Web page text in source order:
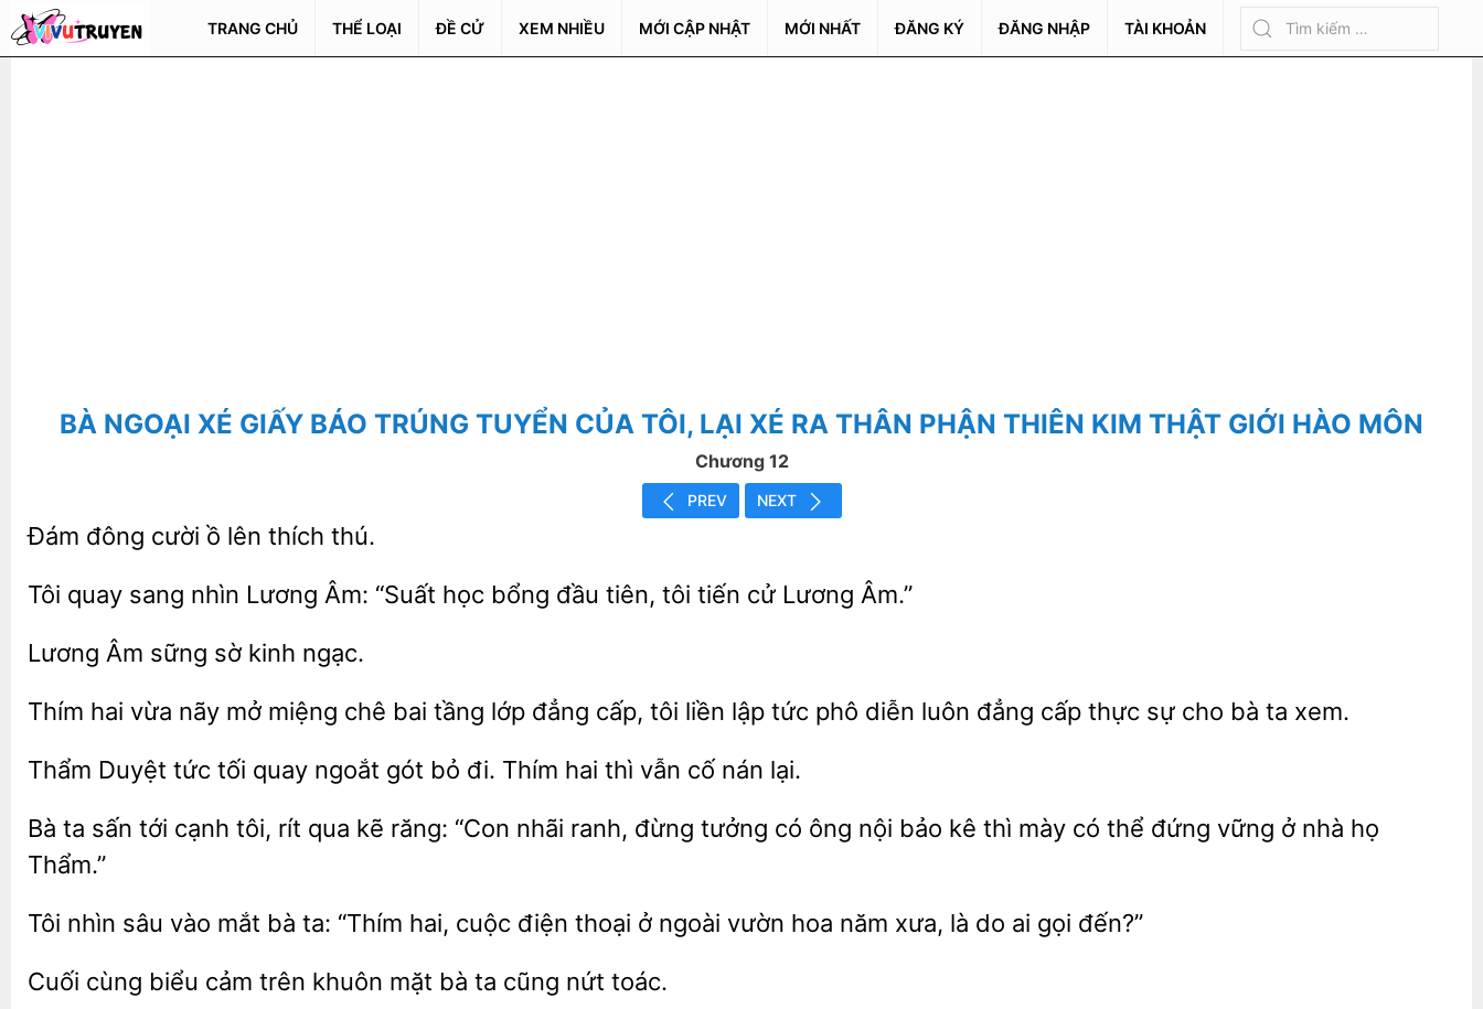
TRANG CHỦ THỂ LOẠI ĐỀ CỬ XEM NHIỀU MỚI CẬP NHẬT MỚI NHẤT ĐĂNG KÝ ĐĂNG NHẬP TÀI KHOẢN
BÀ NGOẠI XÉ GIẤY BÁO TRÚNG TUYỂN CỦA TÔI, LẠI XÉ RA THÂN PHẬN THIÊN KIM THẬT GIỚI HÀO MÔN
Chương 12
PREV NEXT
đông cười ồ thích
Tôi quay sang nhìn Lương Âm: “Suất học bổng đầu tiên, tiến Lương
Âm sững kinh
Thím vừa nãy mở miệng chê bai tầng lớp đẳng cấp, tôi lập tức phô diễn luôn đẳng cấp thực cho bà ta xem.
Thẩm Duyệt tức tối quay ngoắt bỏ Thím hai thì vẫn cố nán
Bà ta sấn tới cạnh tôi, rít qua kẽ răng: “Con nhãi ranh, đừng tưởng có ông nội bảo kê thì mày có thể đứng
họ
Thẩm.”
Tôi nhìn sâu mắt bà “Thím cuộc điện thoại ở ngoài vườn hoa năm xưa, là do ai gọi đến?”
Cuối cùng biểu trên bà ta cũng nứt toác.